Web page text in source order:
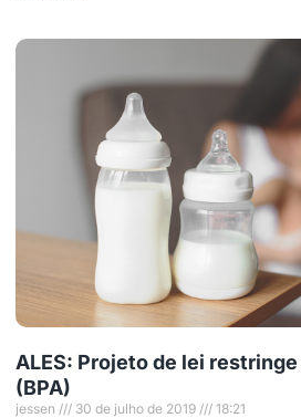
ALES: Projeto de lei
(BPA)
jessen 30 de julho de 2019 18:21